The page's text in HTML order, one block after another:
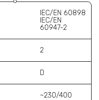
IEC/EN 60898
IEC/EN
60947-2
2
D
~230/400